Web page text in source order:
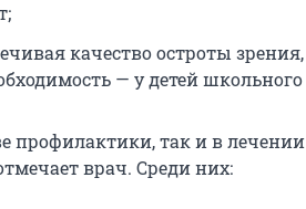
качество остроты
— у детей школьного
профилактики, так и в
врач. Среди них: